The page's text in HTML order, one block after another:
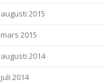
augusti 2015
mars 2015
augusti 2014
juli 2014